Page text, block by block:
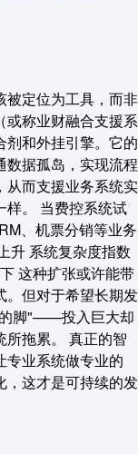
被定位为工具，而非
或称业财融合支援系
剂和外挂引擎。它的
数据孤岛，实现流程
从而支援业务系统实
样。 当费控系统试
、机票分销等业务
升 系统复杂度指数
这种扩张或许能带
。但对于希望长期发
的脚"——投入巨大却
所拖累。 真正的智
专业系统做专业的
，这才是可持续的发